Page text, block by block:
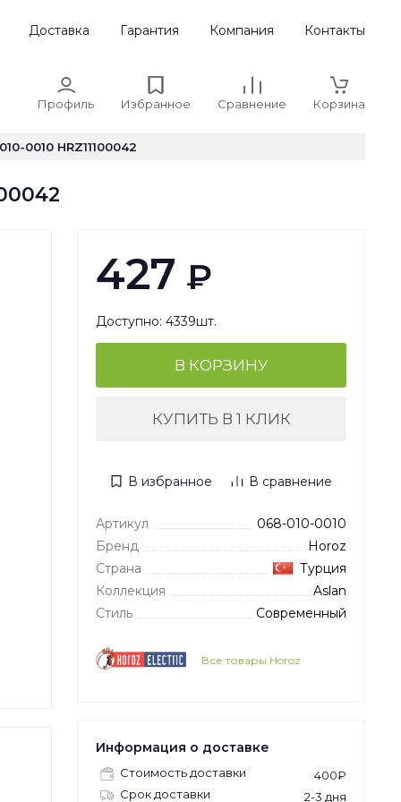
Доставка Гарантия Компания Контакты
Профиль Избранное Сравнение Корзина
0010 HRZ11100042
427 ₽
Доступно: 4339шт.
В КОРЗИНУ
КУПИТЬ В 1 КЛИК
В избранное В сравнение
Артикул
068-010-0010
Бренд
Horoz
Страна
Турция
Коллекция
Aslan
Стиль
Современный
Все товары Horoz
Информация о доставке
Стоимость доставки
400₽
Срок доставки
2-3 дня